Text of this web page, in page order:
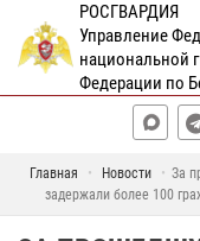
РОСГВАРДИЯ
Управление
национальной
Федерации по
Главная Новости
За
задержали более 100